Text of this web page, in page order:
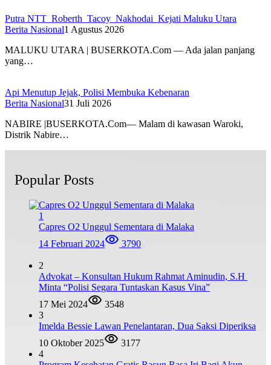
Putra NTT Roberth Tacoy Nakhodai Kejati Maluku Utara
Berita Nasional1 Agustus 2026
MALUKU UTARA | BUSERKOTA.Com — Ada jalan panjang
yang…
Api Menutup Jejak, Polisi Membuka Kebenaran
Berita Nasional31 Juli 2026
NABIRE |BUSERKOTA.Com— Malam di kawasan Waroki,
Distrik Nabire…
Popular Posts
1
Capres O2 Unggul Sementara di Malaka
14 Februari 2024
3790
2
Advokat – Konsultan Hukum Rahmat Aminudin, S.H
Minta “Polisi Segara Tuntaskan Kasus Vina”
17 Mei 2024
3548
3
Imelda Bessie Lawan Penelantaran, Dua Saksi Diperiksa
10 Oktober 2025
3177
4